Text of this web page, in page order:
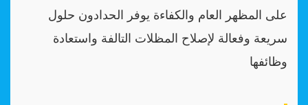
على المظهر العام والكفاءة يوفر الحدادون حلول
سريعة وفعالة لإصلاح المظلات التالفة واستعادة
وظائفها